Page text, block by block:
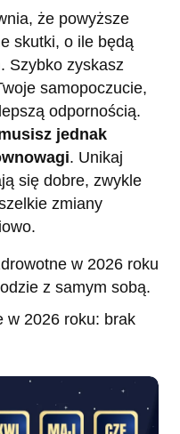
że powyższe
skutki, o ile będą
Szybko zyskasz
samopoczucie,
odpornością.
jednak
. Unikaj
się dobre, zwykle
zmiany
w 2026 roku
z samym sobą.
w 2026 roku: brak